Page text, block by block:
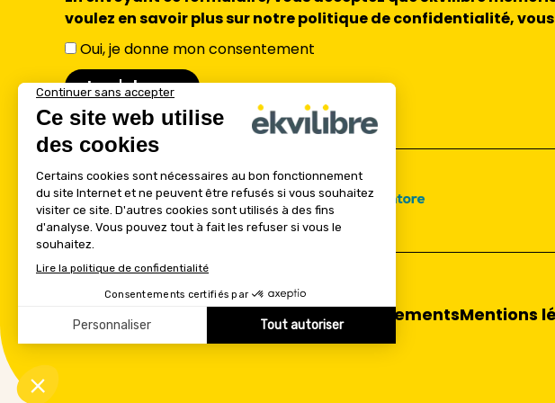
voulez en savoir plus sur notre politique de confidentialité,
Oui, je donne mon consentement
AccueilAccompagnementsMentions